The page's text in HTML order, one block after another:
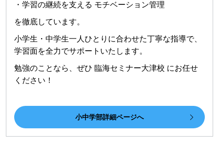
・学習の継続を支える モチベーション管理
を徹底しています。
小学生・中学生一人ひとりに合わせた丁寧な指導で、
学習面を全力でサポートいたします。
勉強のことなら、ぜひ 臨海セミナー大津校 にお任せ
ください！
小中学部詳細ページへ